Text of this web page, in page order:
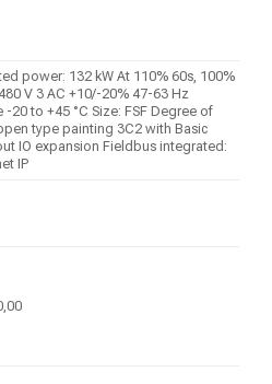
power: 132 kW At 110% 60s, 100%
V 3 AC +10/-20% 47-63 Hz
20 to +45 °C Size: FSF Degree of
type painting 3C2 with Basic
IO expansion Fieldbus integrated:
IP